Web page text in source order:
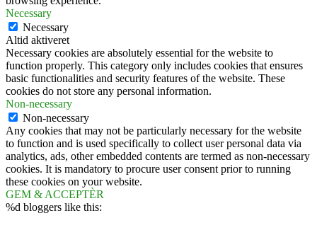
Necessary
Necessary
Altid aktiveret
Necessary cookies are absolutely essential for the website to
function properly. This category only includes cookies that ensures
basic functionalities and security features of the website. These
cookies do not store any personal information.
Non-necessary
Non-necessary
Any cookies that may not be particularly necessary for the website
to function and is used specifically to collect user personal data via
analytics, ads, other embedded contents are termed as non-necessary
cookies. It is mandatory to procure user consent prior to running
these cookies on your website.
GEM & ACCEPTÈR
%d bloggers like this: